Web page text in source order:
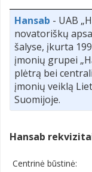
Hansab - UAB
novatoriškų
šalyse, įkurta
įmonių grupei
plėtrą bei
įmonių veiklą
Suomijoje.
Hansab
Centrinė būstinė: